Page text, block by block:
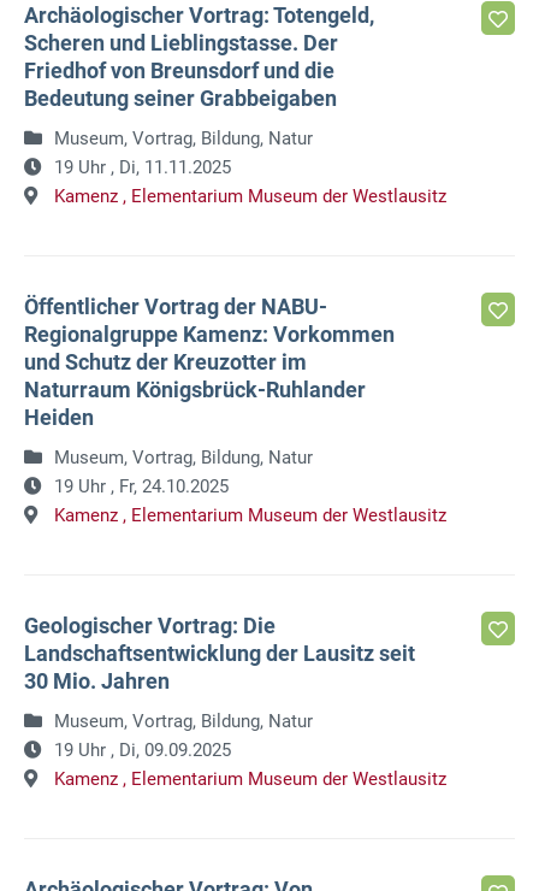
Archäologischer Vortrag: Totengeld,
Scheren und Lieblingstasse. Der
Friedhof von Breunsdorf und die
Bedeutung seiner Grabbeigaben
Museum, Vortrag, Bildung, Natur
19 Uhr , Di, 11.11.2025
Kamenz , Elementarium Museum der Westlausitz
Öffentlicher Vortrag der NABU-
Regionalgruppe Kamenz: Vorkommen
und Schutz der Kreuzotter im
Naturraum Königsbrück-Ruhlander
Heiden
Museum, Vortrag, Bildung, Natur
19 Uhr , Fr, 24.10.2025
Kamenz , Elementarium Museum der Westlausitz
Geologischer Vortrag: Die
Landschaftsentwicklung der Lausitz seit
30 Mio. Jahren
Museum, Vortrag, Bildung, Natur
19 Uhr , Di, 09.09.2025
Kamenz , Elementarium Museum der Westlausitz